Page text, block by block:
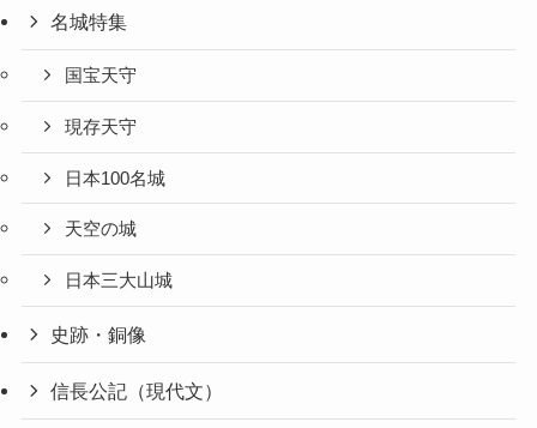
名城特集
国宝天守
現存天守
日本100名城
天空の城
日本三大山城
史跡・銅像
信長公記（現代文）